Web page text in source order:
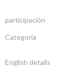
participación
Categoría
English details